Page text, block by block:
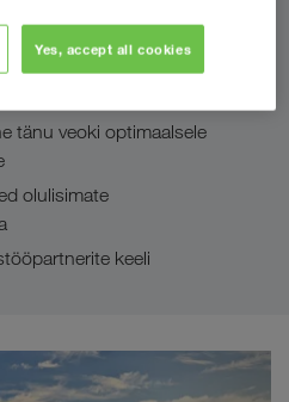
WALTERiga
tänu veoki optimaalsele
olulisimate
keeli
Yes, accept all cookies